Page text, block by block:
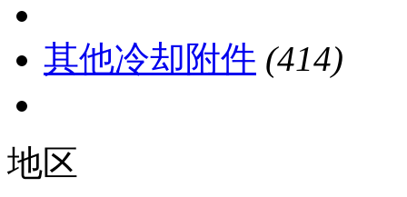
其他冷却附件 (414)
地区